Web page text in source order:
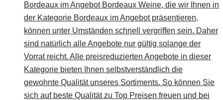
Bordeaux im Angebot Bordeaux Weine, die wir Ihnen in
der Kategorie Bordeaux im Angebot präsentieren,
können unter Umständen schnell vergriffen sein. Daher
sind natürlich alle Angebote nur gültig solange der
Vorrat reicht. Alle preisreduzierten Angebote in dieser
Kategorie bieten Ihnen selbstverständlich die
gewohnte Qualität unseres Sortiments. So können Sie
sich auf beste Qualität zu Top Preisen freuen und bei